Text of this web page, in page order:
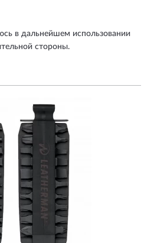
в дальнейшем использовании
стороны.